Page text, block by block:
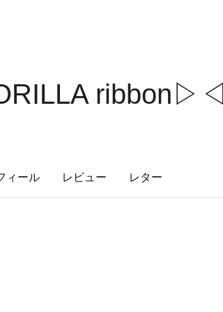
ribbon▷◁
ィール レビュー レター